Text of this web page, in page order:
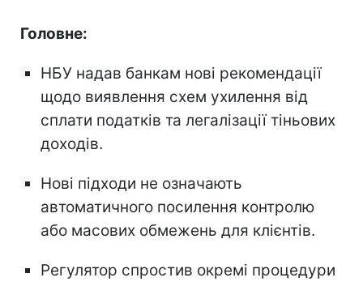
Головне:
НБУ надав банкам нові рекомендації
щодо виявлення схем ухилення від
сплати податків та легалізації тіньових
доходів.
Нові підходи не означають
автоматичного посилення контролю
або масових обмежень для клієнтів.
Регулятор спростив окремі процедури